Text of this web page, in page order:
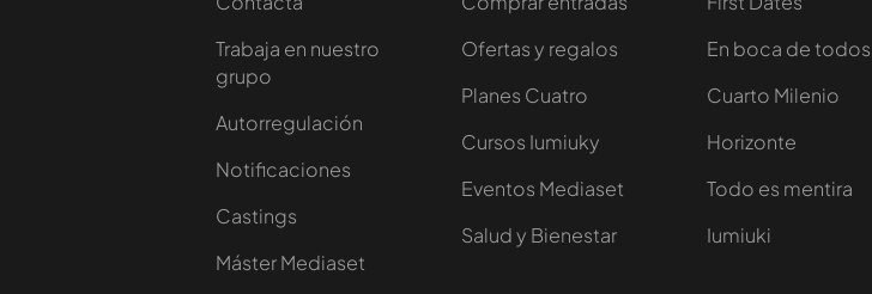
Trabaja en nuestro
grupo
Autorregulación
Notificaciones
Castings
Máster Mediaset
Ofertas y regalos
Planes Cuatro
Cursos Iumiuky
Eventos Mediaset
Salud y Bienestar
En boca de todos
Cuarto Milenio
Horizonte
Todo es mentira
Iumiuki